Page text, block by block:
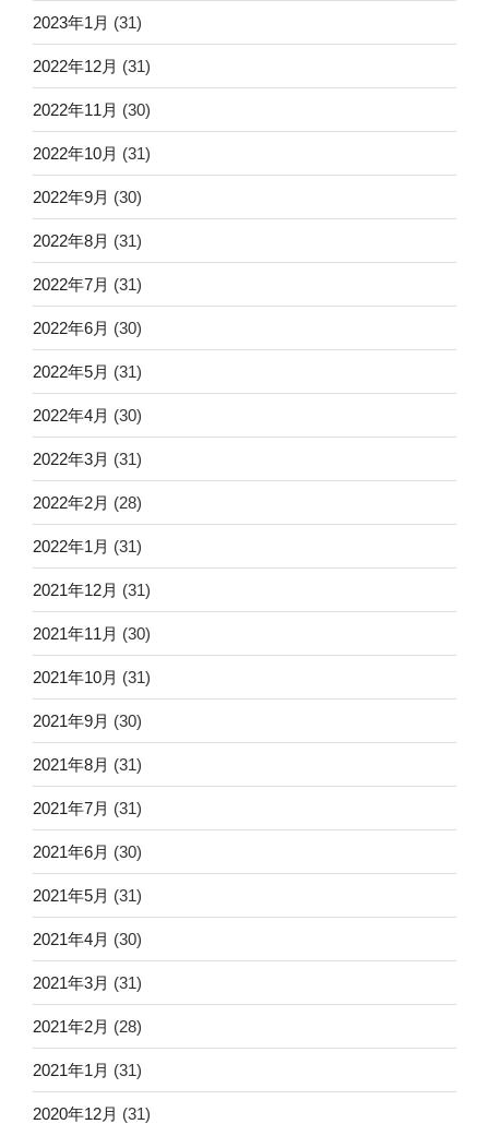
2023年1月 (31)
2022年12月 (31)
2022年11月 (30)
2022年10月 (31)
2022年9月 (30)
2022年8月 (31)
2022年7月 (31)
2022年6月 (30)
2022年5月 (31)
2022年4月 (30)
2022年3月 (31)
2022年2月 (28)
2022年1月 (31)
2021年12月 (31)
2021年11月 (30)
2021年10月 (31)
2021年9月 (30)
2021年8月 (31)
2021年7月 (31)
2021年6月 (30)
2021年5月 (31)
2021年4月 (30)
2021年3月 (31)
2021年2月 (28)
2021年1月 (31)
2020年12月 (31)